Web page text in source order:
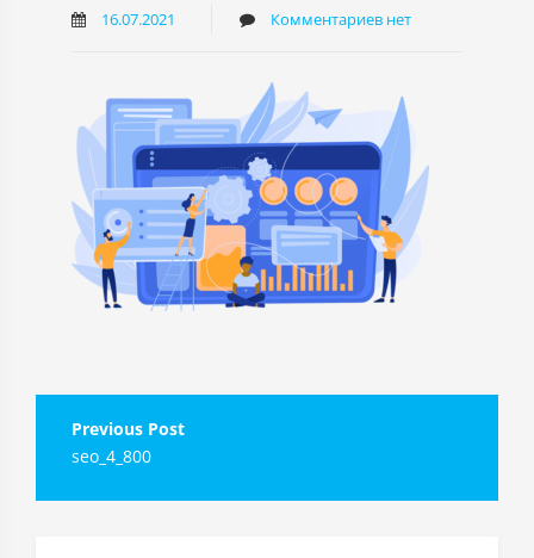
16.07.2021 Комментариев нет
Навигация
поseo_4_800